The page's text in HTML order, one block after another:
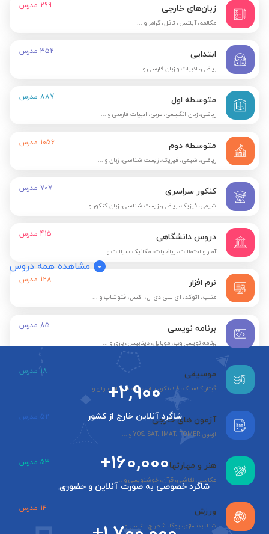
زبان‌های خارجی
مکالمه، آیلتس، تافل، گرامر و ...
299 مدرس
ابتدایی
ریاضی، ادبیات و زبان فارسی و ...
352 مدرس
متوسطه اول
ریاضی، زبان انگلیسی، عربی، ادبیات فارسی و ...
887 مدرس
متوسطه دوم
ریاضی، شیمی، فیزیک، زیست شناسی، زبان و ...
1056 مدرس
کنکور سراسری
شیمی، فیزیک، ریاضی، زیست شناسی، زبان کنکور و ...
707 مدرس
دروس دانشگاهی
آمار و احتمالات، ریاضیات، مکانیک سیالات و ...
415 مدرس
نرم افزار
متلب، اتوکد، آی سی دی ال، اکسل، فتوشاپ و ...
128 مدرس
برنامه نویسی
برنامه نویسی وب، موبایل، دیتابیس، بازی و ...
85 مدرس
موسیقی
گیتار کلاسیک، فلامنکو، پیانو، سه تار، تار، ویولن و ...
18 مدرس
آزمون های خارجی
آزمون YOS، SAT، IMAT، TOMER و ...
52 مدرس
هنر و مهارتها
عکاسی، نقاشی، قرآن، خوشنویسی و ...
53 مدرس
ورزش
شنا، بدنسازی، یوگا، شطرنج، تنیس و ...
14 مدرس
مشاهده همه دروس
+2,900
شاگرد آنلاین خارج از کشور
+160,000
شاگرد خصوصی به صورت آنلاین و حضوری